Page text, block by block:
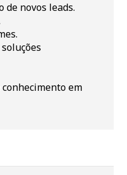
de novos leads.
em